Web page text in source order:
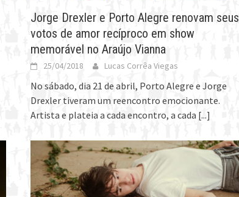
Jorge Drexler e Porto Alegre renovam seus
votos de amor recíproco em show
memorável no Araújo Vianna
25/04/2018 Lucas Corrêa Viegas
No sábado, dia 21 de abril, Porto Alegre e Jorge
Drexler tiveram um reencontro emocionante.
Artista e plateia a cada encontro, a cada [...]